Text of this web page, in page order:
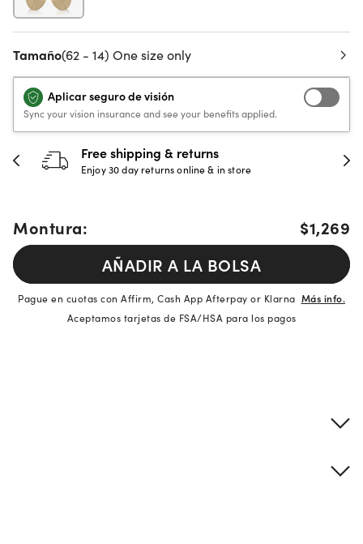
Tamaño(62 - 14) One size only
Aplicar seguro de visión
Sync your vision insurance and see your benefits applied.
Free shipping & returns
Enjoy 30 day returns online & in store
Montura:
$1,269
AÑADIR A LA BOLSA
Pague en cuotas con Affirm, Cash App Afterpay or Klarna Más info.
Aceptamos tarjetas de FSA/HSA para los pagos